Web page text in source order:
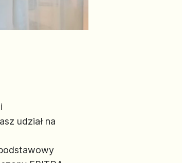
udział na